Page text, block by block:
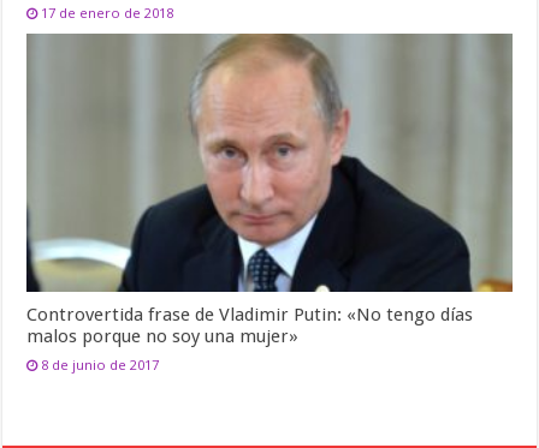
17 de enero de 2018
Controvertida frase de Vladimir Putin: «No tengo días
malos porque no soy una mujer»
8 de junio de 2017